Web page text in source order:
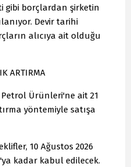
gibi borçlardan şirketin
Devir tarihi
alıcıya ait olduğu
ARTIRMA
Petrol Ürünleri'ne ait 21
yöntemiyle satışa
10 Ağustos 2026
kadar kabul edilecek.